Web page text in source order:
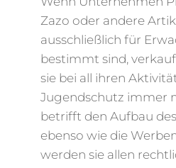
Zazo oder andere
ausschließlich für
bestimmt sind,
sie bei all ihren
Jugendschutz immer
betrifft den Aufbau
ebenso wie die
werden sie allen